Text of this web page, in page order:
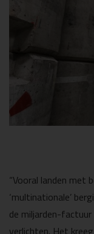
“Vooral landen met
‘multinationale’
de miljarden-